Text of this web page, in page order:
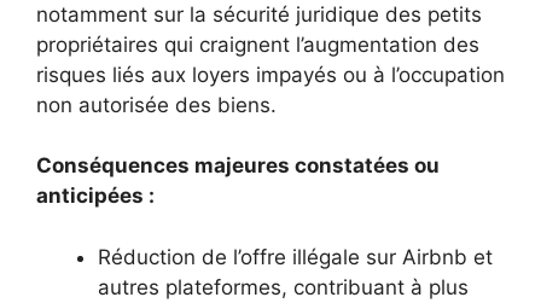
notamment sur la sécurité juridique des petits
propriétaires qui craignent l’augmentation des
risques liés aux loyers impayés ou à l’occupation
non autorisée des biens.
Conséquences majeures constatées ou
anticipées :
Réduction de l’offre illégale sur Airbnb et
autres plateformes, contribuant à plus